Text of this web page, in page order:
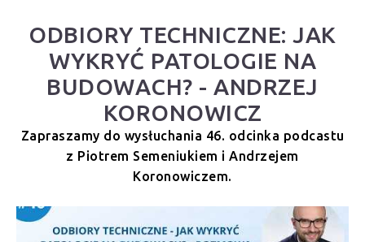
ODBIORY TECHNICZNE: JAK
WYKRYĆ PATOLOGIE NA
BUDOWACH? - ANDRZEJ
KORONOWICZ
Zapraszamy do wysłuchania 46. odcinka podcastu
z Piotrem Semeniukiem i Andrzejem
Koronowiczem.